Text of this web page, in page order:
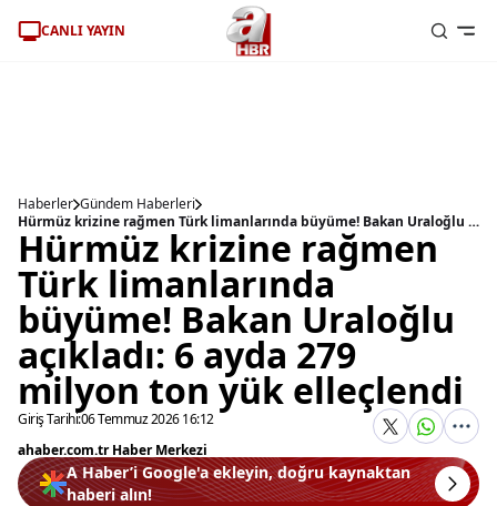
CANLI YAYIN
Haberler Gündem Haberleri
Hürmüz krizine rağmen Türk limanlarında büyüme! Bakan Uraloğlu açıkladı: 6 ayda 279 milyon ton yük elleçlendi
Hürmüz krizine rağmen
Türk limanlarında
büyüme! Bakan Uraloğlu
açıkladı: 6 ayda 279
milyon ton yük elleçlendi
Giriş Tarihi:06 Temmuz 2026 16:12
ahaber.com.tr Haber Merkezi
A Haber’i Google'a ekleyin, doğru kaynaktan
haberi alın!